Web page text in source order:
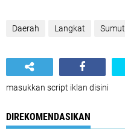
Daerah Langkat Sumut
masukkan script iklan disini
DIREKOMENDASIKAN